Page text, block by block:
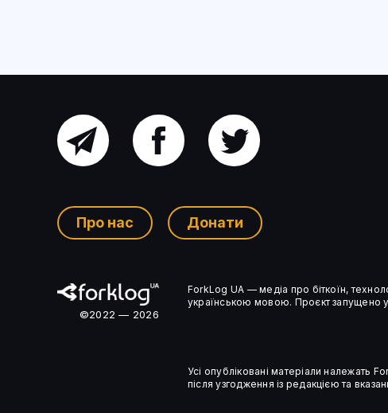
Головний
Ком’юніті-
чат
Facebook
Про нас Донати
©2022 — 2026
ForkLog UA — медіа про біткоїн,
українською мовою. Проєкт запущено
Усі опубліковані матеріали належать
після узгодження із редакцією та